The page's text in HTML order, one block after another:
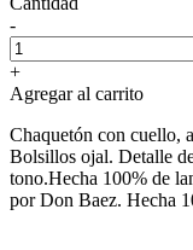
-
+
Agregar al carrito
Chaquetón con cuello,
Bolsillos ojal. Detalle
tono.Hecha 100% de
por Don Baez. Hecha